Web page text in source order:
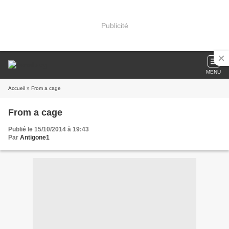
Publicité
MENU
Accueil » From a cage
From a cage
Publié le 15/10/2014 à 19:43
Par Antigone1